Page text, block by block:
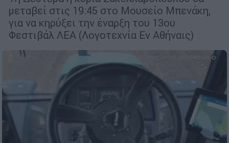
μεταβεί στις 19:45 στο Μουσείο Μπενάκη,
για να κηρύξει την έναρξη του 13ου
Φεστιβάλ ΛΕΑ (Λογοτεχνία Εν Αθήναις)